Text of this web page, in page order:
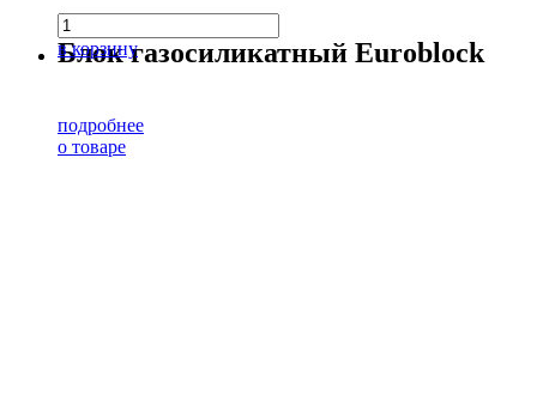
в корзину
Блок газосиликатный Euroblock
подробнее
о товаре